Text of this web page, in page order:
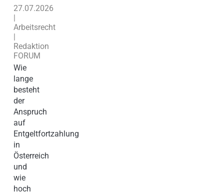
27.07.2026
|
Arbeitsrecht
|
Redaktion
FORUM
Wie
lange
besteht
der
Anspruch
auf
Entgeltfortzahlung
in
Österreich
und
wie
hoch